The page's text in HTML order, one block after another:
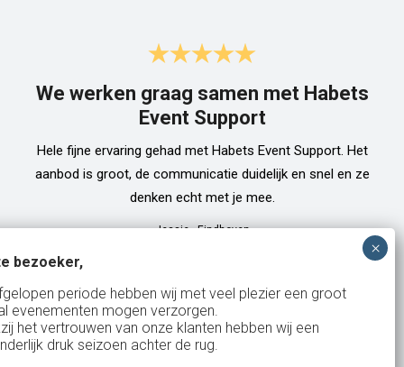
We werken graag samen met Habets
Event Support
Hele fijne ervaring gehad met Habets Event Support. Het
aanbod is groot, de communicatie duidelijk en snel en ze
denken echt met je mee.
Jessie - Eindhoven
327
bezoeker,
periode hebben wij met veel plezier een groot
evenementen mogen verzorgen.
het vertrouwen van onze klanten hebben wij een
druk seizoen achter de rug.